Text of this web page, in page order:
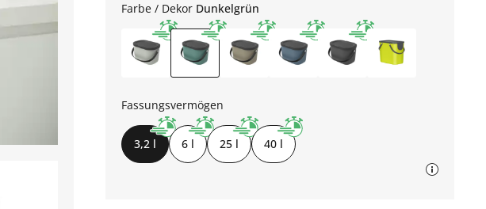
Farbe / Dekor Dunkelgrün
Fassungsvermögen
3,2 l 6 l 25 l 40 l